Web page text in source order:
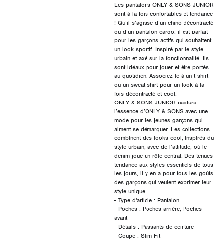
Les pantalons ONLY & SONS JUNIOR
sont à la fois confortables et tendance
! Qu’il s’agisse d’un chino décontracté
ou d’un pantalon cargo, il est parfait
pour les garçons actifs qui souhaitent
un look sportif. Inspiré par le style
urbain et axé sur la fonctionnalité. Ils
sont idéaux pour jouer et être portés
au quotidien. Associez-le à un t-shirt
ou un sweat-shirt pour un look à la
fois décontracté et cool.
ONLY & SONS JUNIOR capture
l’essence d’ONLY & SONS avec une
mode pour les jeunes garçons qui
aiment se démarquer. Les collections
combinent des looks cool, inspirés du
style urbain, avec de l’attitude, où le
denim joue un rôle central. Des tenues
tendance aux styles essentiels de tous
les jours, il y en a pour tous les goûts
des garçons qui veulent exprimer leur
style unique.
- Type d'article : Pantalon
- Poches : Poches arrière, Poches
avant
- Détails : Passants de ceinture
- Coupe : Slim Fit